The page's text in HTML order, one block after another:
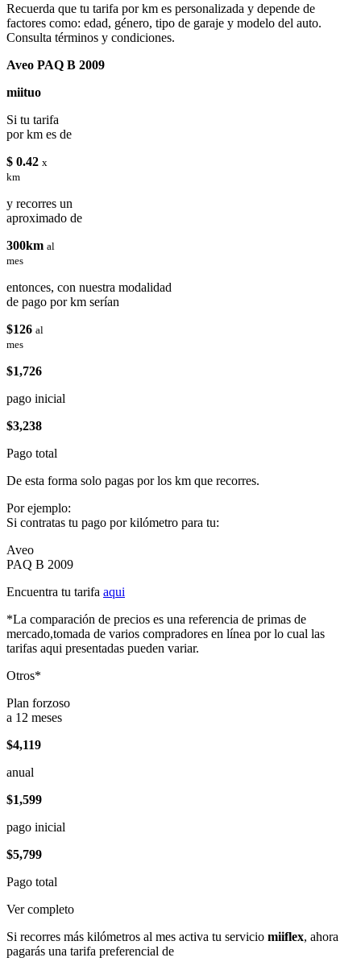
Recuerda que tu tarifa por km es personalizada y depende de
factores como: edad, género, tipo de garaje y modelo del auto.
Consulta términos y condiciones.
Aveo PAQ B 2009
miituo
Si tu tarifa
por km es de
$ 0.42 x
km
y recorres un
aproximado de
300km al
mes
entonces, con nuestra modalidad
de pago por km serían
$126 al
mes
$1,726
pago inicial
$3,238
Pago total
De esta forma solo pagas por los km que recorres.
Por ejemplo:
Si contratas tu pago por kilómetro para tu:
Aveo
PAQ B 2009
Encuentra tu tarifa aqui
*La comparación de precios es una referencia de primas de
mercado,tomada de varios compradores en línea por lo cual las
tarifas aqui presentadas pueden variar.
Otros*
Plan forzoso
a 12 meses
$4,119
anual
$1,599
pago inicial
$5,799
Pago total
Ver completo
Si recorres más kilómetros al mes activa tu servicio miiflex, ahora
pagarás una tarifa preferencial de